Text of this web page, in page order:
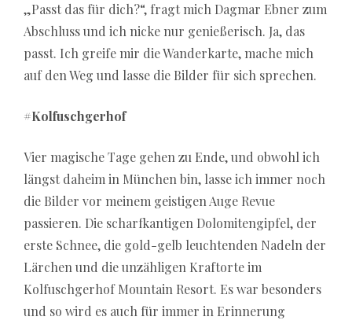
„Passt das für dich?“, fragt mich Dagmar Ebner zum
Abschluss und ich nicke nur genießerisch. Ja, das
passt. Ich greife mir die Wanderkarte, mache mich
auf den Weg und lasse die Bilder für sich sprechen.
#Kolfuschgerhof
Vier magische Tage gehen zu Ende, und obwohl ich
längst daheim in München bin, lasse ich immer noch
die Bilder vor meinem geistigen Auge Revue
passieren. Die scharfkantigen Dolomitengipfel, der
erste Schnee, die gold-gelb leuchtenden Nadeln der
Lärchen und die unzähligen Kraftorte im
Kolfuschgerhof Mountain Resort. Es war besonders
und so wird es auch für immer in Erinnerung